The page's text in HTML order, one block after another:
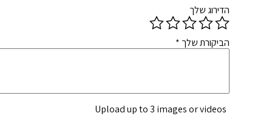
הדירוג שלך
הביקורת שלך *
Upload up to 3 images or videos